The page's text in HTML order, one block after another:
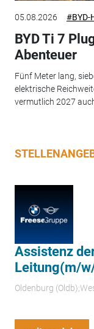
05.08.2026 #BYD-
BYD Ti 7
Abenteuer
Fünf Meter lang,
elektrische
vermutlich 2027
Assistenz
Leitung(m/
Oldenburg